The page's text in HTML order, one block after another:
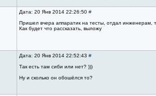
Дата: 20 Янв 2014 22:26:50 #
Пришел вчера аппаратик на тесты, отдал инженерам,
Как будет что рассказать, выложу
Дата: 20 Янв 2014 22:52:43 #
Так есть там сиби или нет? )))
Ну и сколько он обошёлся то?